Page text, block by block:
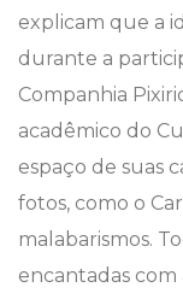
explicam que a
durante a
Companhia
acadêmico do
espaço de suas
fotos, como o
malabarismos.
encantadas